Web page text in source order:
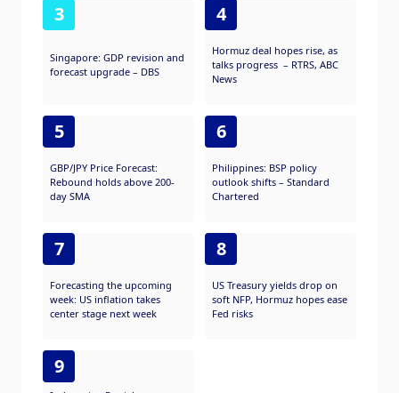
3
Singapore: GDP revision and
forecast upgrade – DBS
4
Hormuz deal hopes rise, as
talks progress – RTRS, ABC
News
5
GBP/JPY Price Forecast:
Rebound holds above 200-
day SMA
6
Philippines: BSP policy
outlook shifts – Standard
Chartered
7
Forecasting the upcoming
week: US inflation takes
center stage next week
8
US Treasury yields drop on
soft NFP, Hormuz hopes ease
Fed risks
9